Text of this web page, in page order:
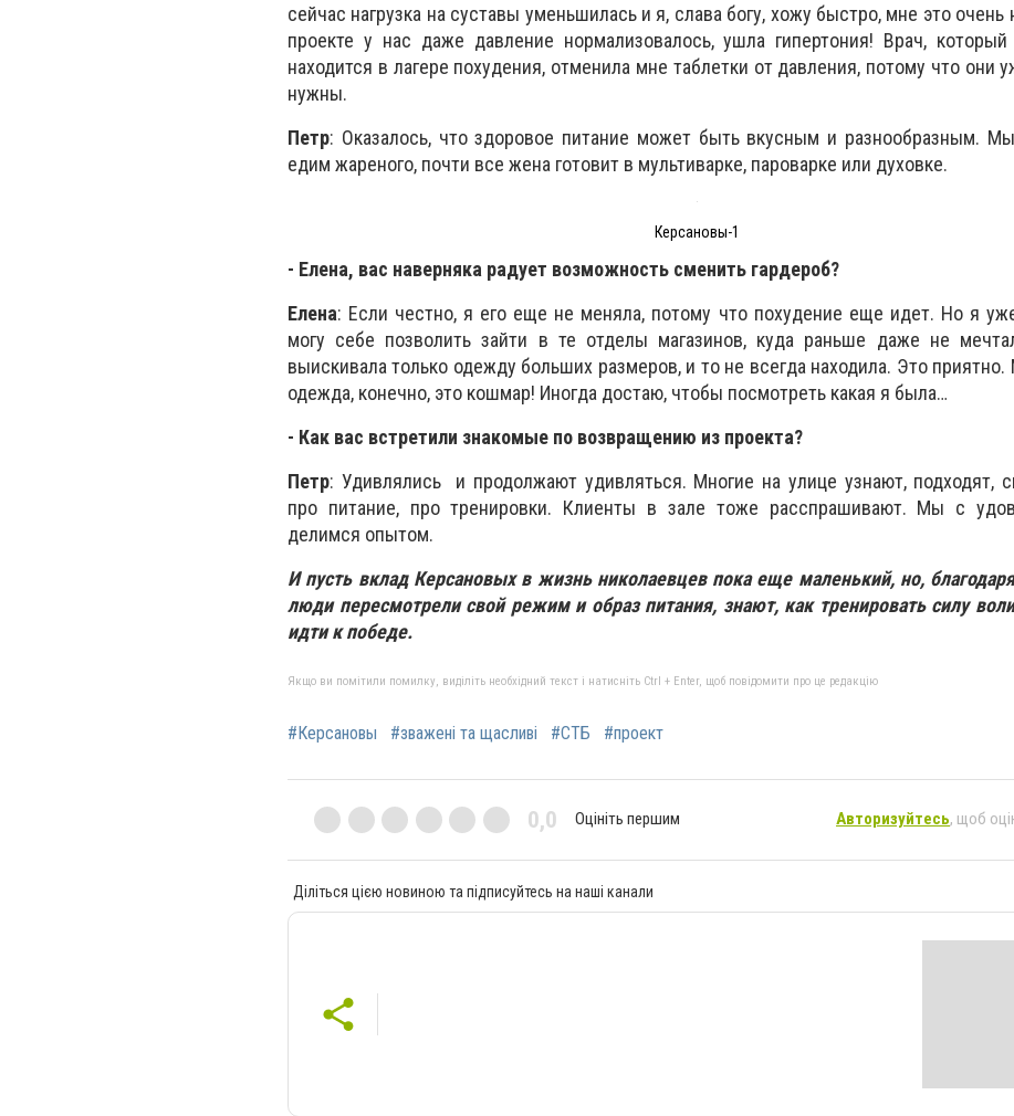
сейчас нагрузка на суставы уменьшилась и я, слава богу, хожу быстро, мне это очень
проекте у нас даже давление нормализовалось, ушла гипертония! Врач, который
находится в лагере похудения, отменила мне таблетки от давления, потому что они
нужны.
Петр: Оказалось, что здоровое питание может быть вкусным и разнообразным.
едим жареного, почти все жена готовит в мультиварке, пароварке или духовке.
Керсановы-1
- Елена, вас наверняка радует возможность сменить гардероб?
Елена: Если честно, я его еще не меняла, потому что похудение еще идет. Но я
могу себе позволить зайти в те отделы магазинов, куда раньше даже не
выискивала только одежду больших размеров, и то не всегда находила. Это приятно.
одежда, конечно, это кошмар! Иногда достаю, чтобы посмотреть какая я была…
- Как вас встретили знакомые по возвращению из проекта?
Петр: Удивлялись и продолжают удивляться. Многие на улице узнают, подходят,
про питание, про тренировки. Клиенты в зале тоже расспрашивают. Мы с
делимся опытом.
И пусть вклад Керсановых в жизнь николаевцев пока еще маленький, но,
люди пересмотрели свой режим и образ питания, знают, как тренировать силу
идти к победе.
Якщо ви помітили помилку, виділіть необхідний текст і натисніть Ctrl + Enter, щоб повідомити про це редакцію
#Керсановы #зважені та щасливі #СТБ #проект
0,0 Оцініть першим Авторизуйтесь, щоб
Діліться цією новиною та підписуйтесь на наші канали